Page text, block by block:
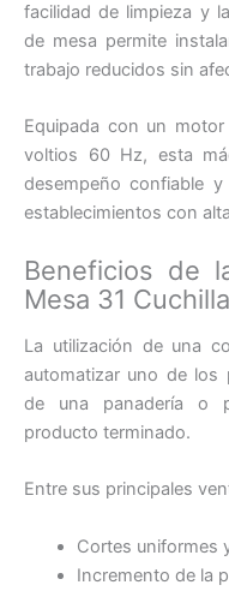
facilidad de limpieza y
de mesa permite
trabajo reducidos sin
Equipada con un
voltios 60 Hz, esta
desempeño confiable
establecimientos con
Beneficios de
Mesa 31
La utilización de una
automatizar uno de los
de una panadería o
producto terminado.
Entre sus principales
Cortes uniformes
Incremento de la